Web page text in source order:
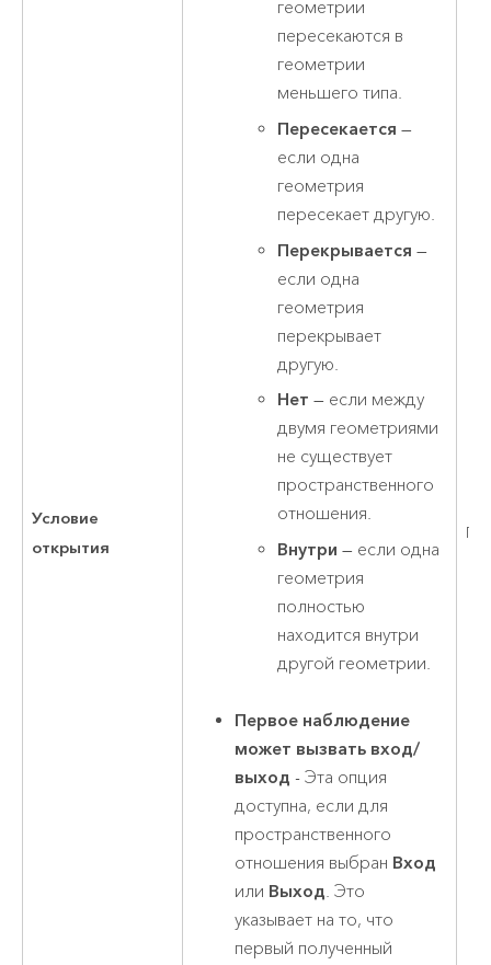
Условие
открытия
геометрии
пересекаются в
геометрии
меньшего типа.
Пересекается —
если одна
геометрия
пересекает другую.
Перекрывается —
если одна
геометрия
перекрывает
другую.
Нет — если между
двумя геометриями
не существует
пространственного
отношения.
Внутри — если одна
геометрия
полностью
находится внутри
другой геометрии.
Первое наблюдение
может вызвать вход/
выход - Эта опция
доступна, если для
пространственного
отношения выбран Вход
или Выход. Это
указывает на то, что
первый полученный